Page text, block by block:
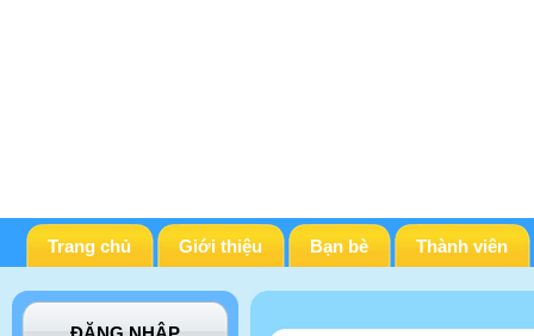
Trang chủ Giới thiệu Bạn bè Thành viên